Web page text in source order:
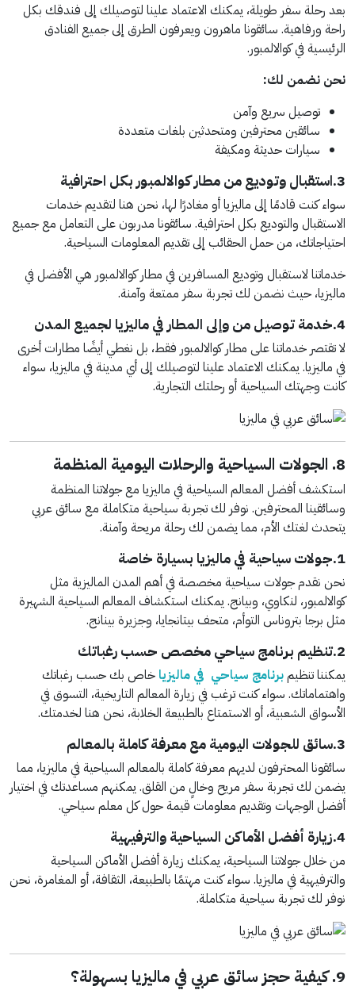
بعد رحلة سفر طويلة، يمكنك الاعتماد علينا لتوصيلك إلى فندقك بكل
راحة ورفاهية. سائقونا ماهرون ويعرفون الطرق إلى جميع الفنادق
الرئيسية في كوالالمبور.
نحن نضمن لك:
توصيل سريع وآمن
سائقين محترفين ومتحدثين بلغات متعددة
سيارات حديثة ومكيفة
3.استقبال وتوديع من مطار كوالالمبور بكل احترافية
سواء كنت قادمًا إلى ماليزيا أو مغادرًا لها، نحن هنا لتقديم خدمات
الاستقبال والتوديع بكل احترافية. سائقونا مدربون على التعامل مع جميع
احتياجاتك، من حمل الحقائب إلى تقديم المعلومات السياحية.
خدماتنا لاستقبال وتوديع المسافرين في مطار كوالالمبور هي الأفضل في
ماليزيا، حيث نضمن لك تجربة سفر ممتعة وآمنة.
4.خدمة توصيل من وإلى المطار في ماليزيا لجميع المدن
لا تقتصر خدماتنا على مطار كوالالمبور فقط، بل نغطي أيضًا مطارات أخرى
في ماليزيا. يمكنك الاعتماد علينا لتوصيلك إلى أي مدينة في ماليزيا، سواء
كانت وجهتك السياحية أو رحلتك التجارية.
8. الجولات السياحية والرحلات اليومية المنظمة
استكشف أفضل المعالم السياحية في ماليزيا مع جولاتنا المنظمة
وسائقينا المحترفين. نوفر لك تجربة سياحية متكاملة مع سائق عربي
يتحدث لغتك الأم، مما يضمن لك رحلة مريحة وآمنة.
1.جولات سياحية في ماليزيا بسيارة خاصة
نحن نقدم جولات سياحية مخصصة في أهم المدن الماليزية مثل
كوالالمبور، لنكاوي، وبيانج. يمكنك استكشاف المعالم السياحية الشهيرة
مثل برجا بتروناس التوأم، متحف بيتانجايا، وجزيرة بينانج.
2.تنظيم برنامج سياحي مخصص حسب رغباتك
يمكننا تنظيمبرنامج سياحي في ماليزيا خاص بك حسب رغباتك
واهتماماتك. سواء كنت ترغب في زيارة المعالم التاريخية، التسوق في
الأسواق الشعبية، أو الاستمتاع بالطبيعة الخلابة، نحن هنا لخدمتك.
3.سائق للجولات اليومية مع معرفة كاملة بالمعالم
سائقونا المحترفون لديهم معرفة كاملة بالمعالم السياحية في ماليزيا، مما
يضمن لك تجربة سفر مريح وخالٍ من القلق. يمكنهم مساعدتك في اختيار
أفضل الوجهات وتقديم معلومات قيمة حول كل معلم سياحي.
4.زيارة أفضل الأماكن السياحية والترفيهية
من خلال جولاتنا السياحية، يمكنك زيارة أفضل الأماكن السياحية
والترفيهية في ماليزيا. سواء كنت مهتمًا بالطبيعة، الثقافة، أو المغامرة، نحن
نوفر لك تجربة سياحية متكاملة.
9. كيفية حجز سائق عربي في ماليزيا بسهولة؟